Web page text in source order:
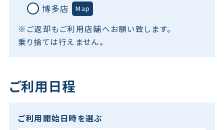
博多店 Map
※ご返却もご利用店舗へお願い致します。
乗り捨ては行えません。
ご利用日程
ご利用開始日時を選ぶ